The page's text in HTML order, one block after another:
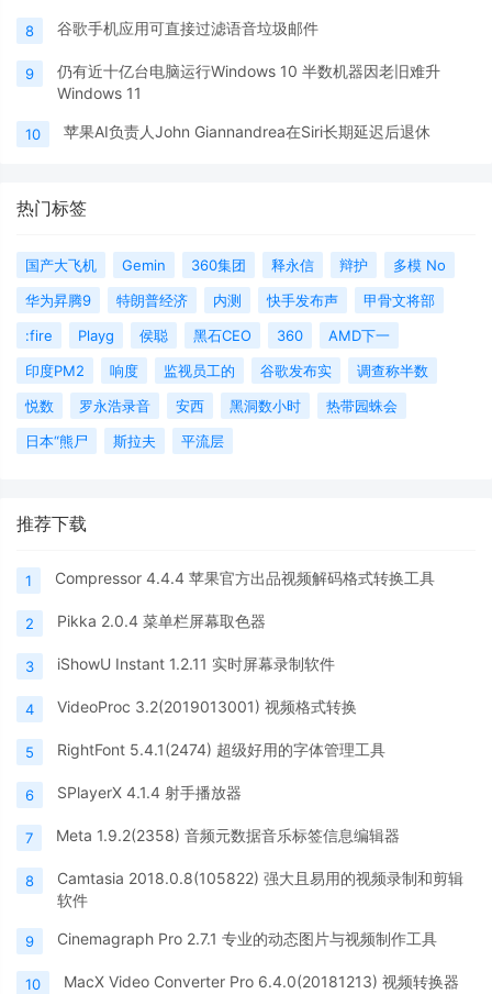
8 谷歌手机应用可直接过滤语音垃圾邮件
9
仍有近十亿台电脑运行Windows 10 半数机器因老旧难升
Windows 11
10 苹果AI负责人John Giannandrea在Siri长期延迟后退休
热门标签
国产大飞机 Gemin 360集团 释永信 辩护
多模 No
华为昇腾9
特朗普经济 内测 快手发布声
甲骨文将部
:fire
Playg 侯聪 黑石CEO 360
AMD下一
印度PM2
响度 监视员工的 谷歌发布实
调查称半数
悦数
罗永浩录音 安西 黑洞数小时
热带园蛛会
日本“熊尸
斯拉夫 平流层
推荐下载
1 Compressor 4.4.4 苹果官方出品视频解码格式转换工具
2 Pikka 2.0.4 菜单栏屏幕取色器
3 iShowU Instant 1.2.11 实时屏幕录制软件
4 VideoProc 3.2(2019013001) 视频格式转换
5 RightFont 5.4.1(2474) 超级好用的字体管理工具
6 SPlayerX 4.1.4 射手播放器
7 Meta 1.9.2(2358) 音频元数据音乐标签信息编辑器
8
Camtasia 2018.0.8(105822) 强大且易用的视频录制和剪辑
软件
9 Cinemagraph Pro 2.7.1 专业的动态图片与视频制作工具
10 MacX Video Converter Pro 6.4.0(20181213) 视频转换器